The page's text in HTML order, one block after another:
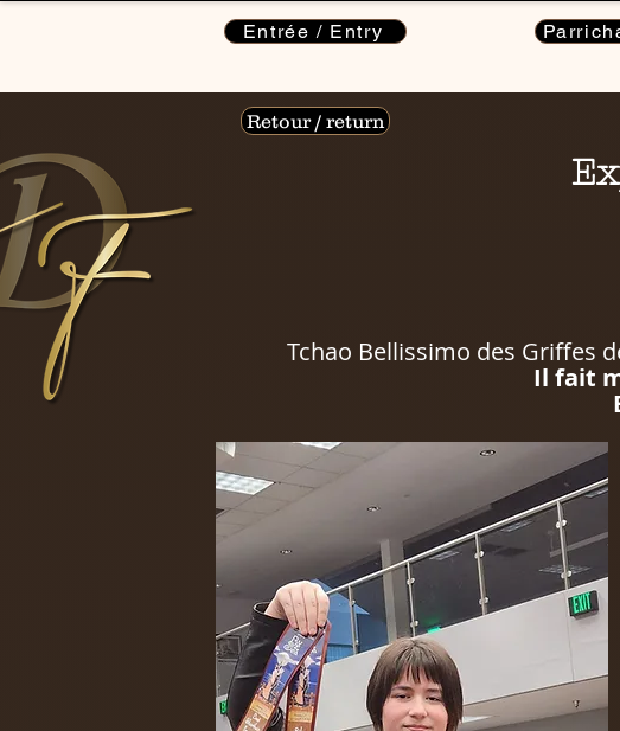
Entrée / Entry
Retour / return
Tchao Bellissimo des Griffes
Il fait